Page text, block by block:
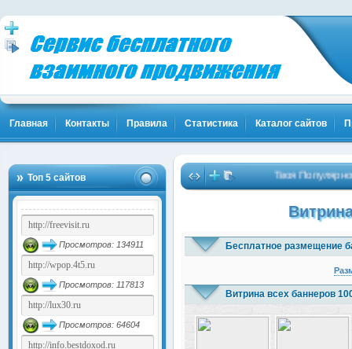
Главная Контакты Правила Статистика Каталог сайтов
Топ 5 сайтов
Просмотров: 134911
Просмотров: 117813
Просмотров: 64604
Твоя Популярность и
Бесплатное размещение
Витрина всех баннеров